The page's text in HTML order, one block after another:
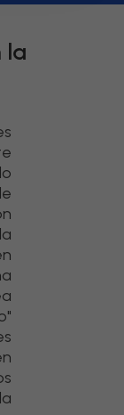
la